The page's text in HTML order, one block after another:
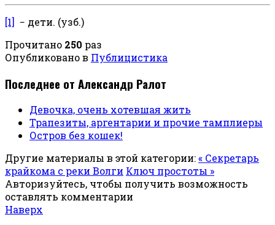
[1] − дети. (узб.)
Прочитано 250 раз
Опубликовано в Публицистика
Последнее от Александр Ралот
Девочка, очень хотевшая жить
Трапезиты, аргентарии и прочие тамплиеры
Остров без кошек!
Другие материалы в этой категории:« Секретарь
крайкома с реки Волги Ключ простоты »
Авторизуйтесь, чтобы получить возможность
оставлять комментарии
Наверх